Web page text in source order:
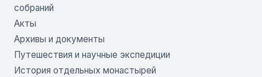
собраний
Акты
Архивы и документы
Путешествия и научные экспедиции
История отдельных монастырей